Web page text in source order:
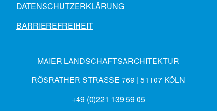
DATENSCHUTZERKLÄRUNG
BARRIEREFREIHEIT
MAIER LANDSCHAFTSARCHITEKTUR
RÖSRATHER STRASSE 769 | 51107 KÖLN
+49 (0)221 139 59 05